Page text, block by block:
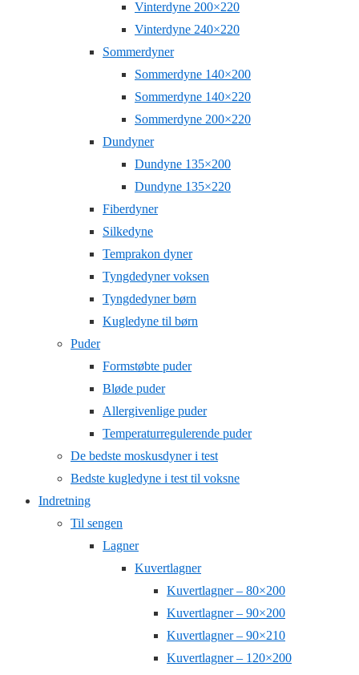
Vinterdyne 200×220
Vinterdyne 240×220
Sommerdyner
Sommerdyne 140×200
Sommerdyne 140×220
Sommerdyne 200×220
Dundyner
Dundyne 135×200
Dundyne 135×220
Fiberdyner
Silkedyne
Temprakon dyner
Tyngdedyner voksen
Tyngdedyner børn
Kugledyne til børn
Puder
Formstøbte puder
Bløde puder
Allergivenlige puder
Temperaturregulerende puder
De bedste moskusdyner i test
Bedste kugledyne i test til voksne
Indretning
Til sengen
Lagner
Kuvertlagner
Kuvertlagner – 80×200
Kuvertlagner – 90×200
Kuvertlagner – 90×210
Kuvertlagner – 120×200